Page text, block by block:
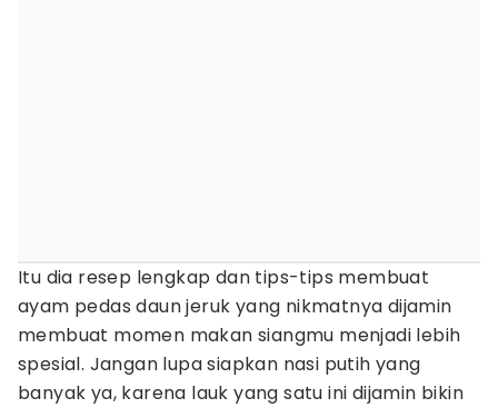
Itu dia resep lengkap dan tips-tips membuat
ayam pedas daun jeruk yang nikmatnya dijamin
membuat momen makan siangmu menjadi lebih
spesial. Jangan lupa siapkan nasi putih yang
banyak ya, karena lauk yang satu ini dijamin bikin